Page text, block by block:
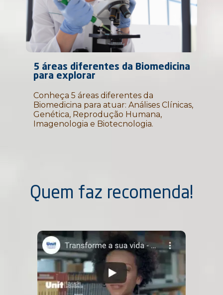
5 áreas diferentes da Biomedicina
para explorar
Conheça 5 áreas diferentes da
Biomedicina para atuar: Análises Clínicas,
Genética, Reprodução Humana,
Imagenologia e Biotecnologia.
Quem faz recomenda!